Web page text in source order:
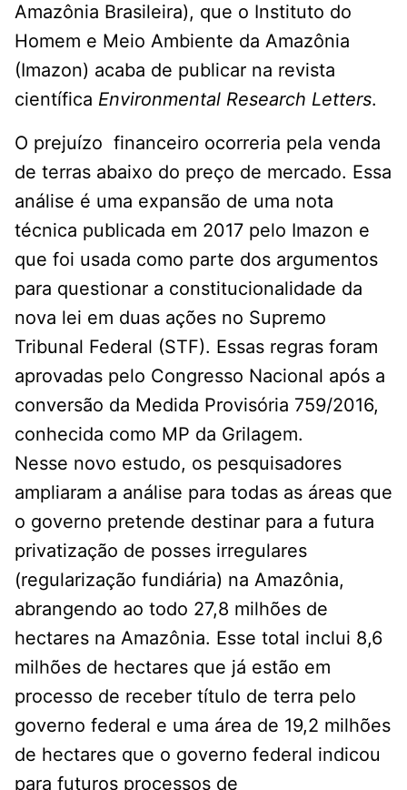
Amazônia Brasileira), que o Instituto do
Homem e Meio Ambiente da Amazônia
(Imazon) acaba de publicar na revista
científica Environmental Research Letters.
O prejuízo financeiro ocorreria pela venda
de terras abaixo do preço de mercado. Essa
análise é uma expansão de uma nota
técnica publicada em 2017 pelo Imazon e
que foi usada como parte dos argumentos
para questionar a constitucionalidade da
nova lei em duas ações no Supremo
Tribunal Federal (STF). Essas regras foram
aprovadas pelo Congresso Nacional após a
conversão da Medida Provisória 759/2016,
conhecida como MP da Grilagem.
Nesse novo estudo, os pesquisadores
ampliaram a análise para todas as áreas que
o governo pretende destinar para a futura
privatização de posses irregulares
(regularização fundiária) na Amazônia,
abrangendo ao todo 27,8 milhões de
hectares na Amazônia. Esse total inclui 8,6
milhões de hectares que já estão em
processo de receber título de terra pelo
governo federal e uma área de 19,2 milhões
de hectares que o governo federal indicou
para futuros processos de